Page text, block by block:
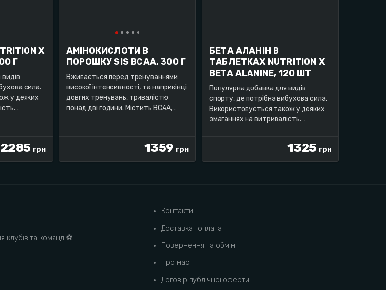
X
Г
сила.
у деяких
2285 грн
АМІНОКИСЛОТИ В
ПОРОШКУ SIS BCAA, 300 Г
Вживається перед тренуваннями
високої інтенсивності, та наприкінці
довгих тренувань, тривалістю
понад дві години. Містить BCAA,
1359 грн
БЕТА АЛАНІН В
ТАБЛЕТКАХ NUTRITION X
BETA ALANINE, 120 ШТ
Популярна добавка для видів
спорту, де потрібна вибухова сила.
Використовується також у деяких
змаганнях на витривалість.
1325 грн
клубів та команд ⚽️
Контакти
Доставка і оплата
Повернення та обмін
Про нас
Договір публічної оферти